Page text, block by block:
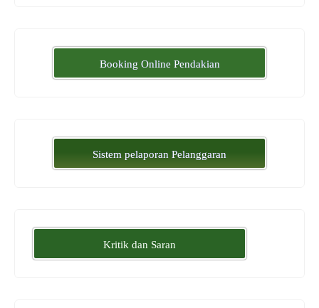
Booking Online Pendakian
Sistem pelaporan Pelanggaran
Kritik dan Saran